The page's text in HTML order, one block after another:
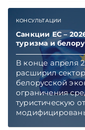
чтобы не
TelegramViber
КОНСУЛЬТАЦИИ
Санкции ЕС –
туризма и
В конце апреля
расширил
белорусской
ограничения
туристическую
Правовой